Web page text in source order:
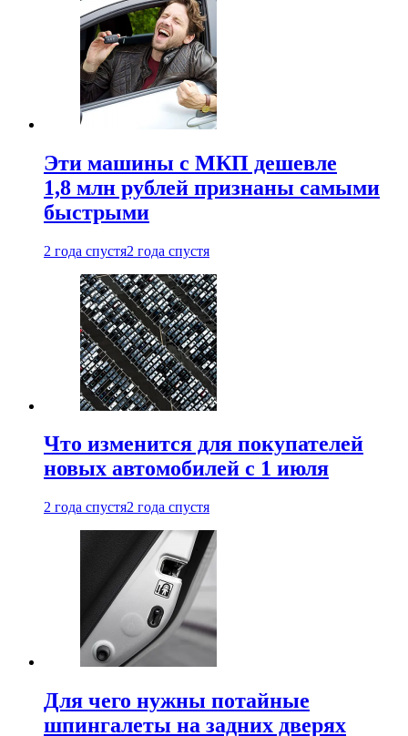
Эти машины с МКП дешевле
1,8 млн рублей признаны самыми
быстрыми
2 года спустя2 года спустя
Что изменится для покупателей
новых автомобилей с 1 июля
2 года спустя2 года спустя
Для чего нужны потайные
шпингалеты на задних дверях